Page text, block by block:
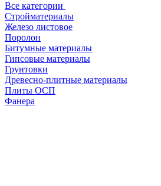
Все категории
Стройматериалы
Железо листовое
Поролон
Битумные материалы
Гипсовые материалы
Грунтовки
Древесно-плитные материалы
Плиты ОСП
Фанера